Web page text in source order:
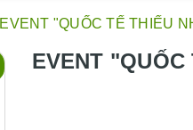
EVENT "QUỐC TẾ THIẾU
EVENT